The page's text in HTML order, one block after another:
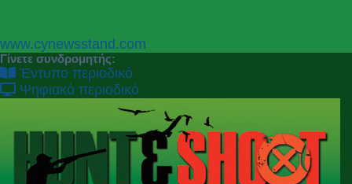
P
r
e
v
N
e
x
t
www.cynewsstand.com
Γίνετε συνδρομητής:
Έντυπο περιοδικό
Ψηφιακό περιοδικό